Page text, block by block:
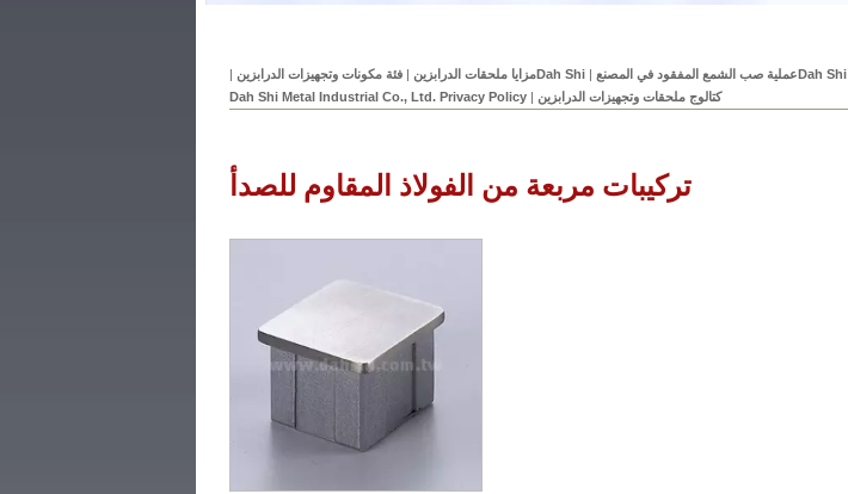
Dah Shiعملية صب الشمع المفقود في المصنع Dah Shiمزايا ملحقات الدرابزين فئة مكونات وتجهيزات الدرابزين
كتالوج ملحقات وتجهيزات الدرابزين |
Dah Shi Metal Industrial Co., Ltd. Privacy Policy
تركيبات مربعة من الفولاذ المقاوم للصدأ